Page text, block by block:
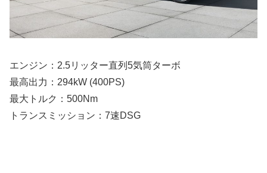
エンジン：2.5リッター直列5気筒ターボ
最高出力：294kW (400PS)
最大トルク：500Nm
トランスミッション：7速DSG